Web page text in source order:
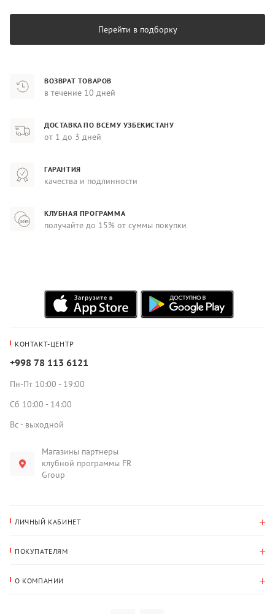
Перейти в подборку
ВОЗВРАТ ТОВАРОВ
в течение 10 дней
ДОСТАВКА ПО ВСЕМУ УЗБЕКИСТАНУ
от 1 до 3 дней
ГАРАНТИЯ
качества и подлинности
КЛУБНАЯ ПРОГРАММА
получайте до 15% от суммы покупки
КОНТАКТ-ЦЕНТР
+998 78 113 6121
Пн-Пт 10:00 - 19:00
Сб 10:00 - 14:00
Вс - выходной
Магазины партнеры
клубной программы FR
Group
ЛИЧНЫЙ КАБИНЕТ
Адрес для доставки
ПОКУПАТЕЛЯМ
О КОМПАНИИ